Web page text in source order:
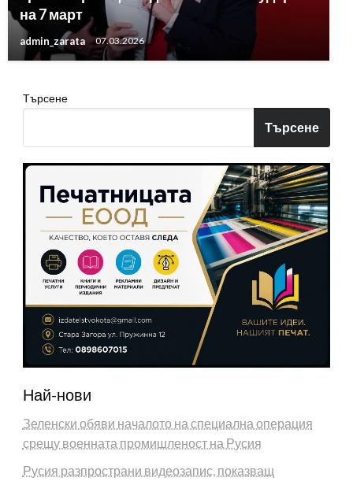
на 7 март
admin_zarata 07.03.2026
Търсене
Търсене
Най-нови
Зеленски обяви началото на специална операция
срещу военната промишленост на Русия
Русия разпространи видеозапис, показващ